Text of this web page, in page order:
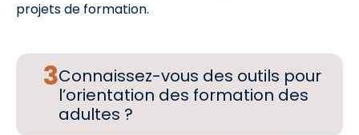
projets de formation.
Connaissez-vous des outils pour
l’orientation des formation des
adultes ?